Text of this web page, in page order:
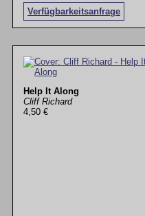
Verfügbarkeitsanfrage
Help It Along
Cliff Richard
4,50 €